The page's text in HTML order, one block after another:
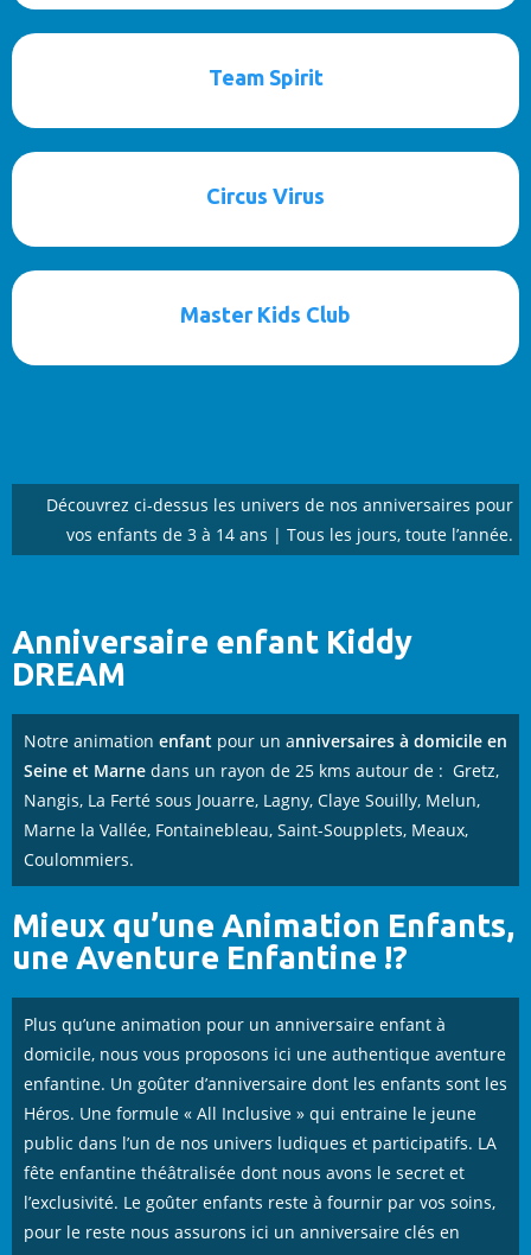
Team Spirit
Circus Virus
Master Kids Club
Découvrez ci-dessus les univers de nos anniversaires pour
vos enfants de 3 à 14 ans | Tous les jours, toute l’année.
Anniversaire enfant Kiddy
DREAM
Notre animation enfant pour un anniversaires à domicile en
Seine et Marne dans un rayon de 25 kms autour de : Gretz,
Nangis, La Ferté sous Jouarre, Lagny, Claye Souilly, Melun,
Marne la Vallée, Fontainebleau, Saint-Soupplets, Meaux,
Coulommiers.
Mieux qu’une Animation Enfants,
une Aventure Enfantine !?
Plus qu’une animation pour un anniversaire enfant à
domicile, nous vous proposons ici une authentique aventure
enfantine. Un goûter d’anniversaire dont les enfants sont les
Héros. Une formule « All Inclusive » qui entraine le jeune
public dans l’un de nos univers ludiques et participatifs. LA
fête enfantine théâtralisée dont nous avons le secret et
l’exclusivité. Le goûter enfants reste à fournir par vos soins,
pour le reste nous assurons ici un anniversaire clés en